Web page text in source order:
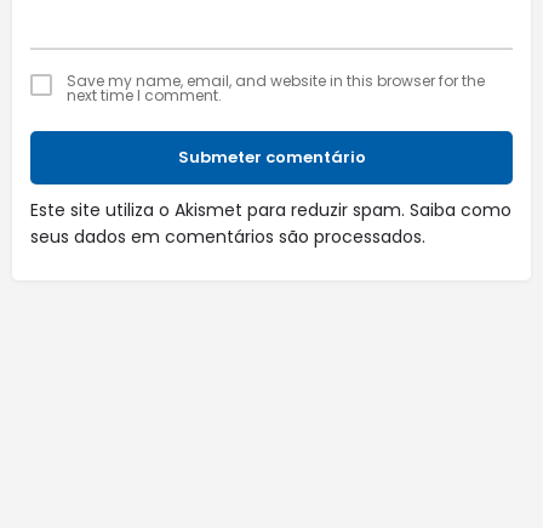
Save my name, email, and website in this browser for the
next time I comment.
Submeter comentário
Este site utiliza o Akismet para reduzir spam. Saiba como
seus dados em comentários são processados.